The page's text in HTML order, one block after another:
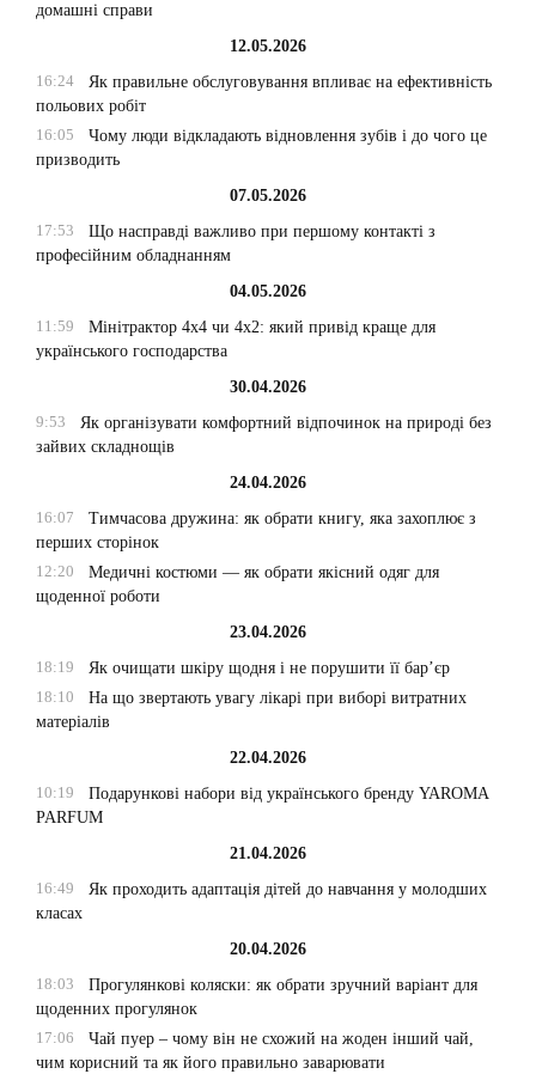
домашні справи
12.05.2026
16:24
Як правильне обслуговування впливає на ефективність
польових робіт
16:05
Чому люди відкладають відновлення зубів і до чого це
призводить
07.05.2026
17:53
Що насправді важливо при першому контакті з
професійним обладнанням
04.05.2026
11:59
Мінітрактор 4х4 чи 4х2: який привід краще для
українського господарства
30.04.2026
9:53
Як організувати комфортний відпочинок на природі без
зайвих складнощів
24.04.2026
16:07
Тимчасова дружина: як обрати книгу, яка захоплює з
перших сторінок
12:20
Медичні костюми — як обрати якісний одяг для
щоденної роботи
23.04.2026
18:19
Як очищати шкіру щодня і не порушити її бар’єр
18:10
На що звертають увагу лікарі при виборі витратних
матеріалів
22.04.2026
10:19
Подарункові набори від українського бренду YAROMA
PARFUM
21.04.2026
16:49
Як проходить адаптація дітей до навчання у молодших
класах
20.04.2026
18:03
Прогулянкові коляски: як обрати зручний варіант для
щоденних прогулянок
17:06
Чай пуер – чому він не схожий на жоден інший чай,
чим корисний та як його правильно заварювати